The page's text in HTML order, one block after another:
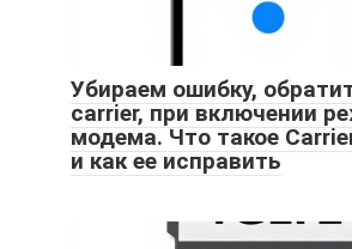
Убираем ошибку,
carrier, при включении
модема. Что такое
и как ее исправить